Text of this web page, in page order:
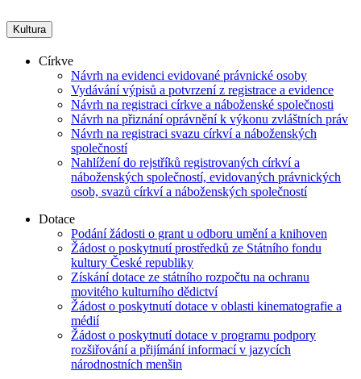
Kultura
Církve
Návrh na evidenci evidované právnické osoby
Vydávání výpisů a potvrzení z registrace a evidence
Návrh na registraci církve a náboženské společnosti
Návrh na přiznání oprávnění k výkonu zvláštních práv
Návrh na registraci svazu církví a náboženských
společností
Nahlížení do rejstříků registrovaných církví a
náboženských společností, evidovaných právnických
osob, svazů církví a náboženských společností
Dotace
Podání žádosti o grant u odboru umění a knihoven
Žádost o poskytnutí prostředků ze Státního fondu
kultury České republiky
Získání dotace ze státního rozpočtu na ochranu
movitého kulturního dědictví
Žádost o poskytnutí dotace v oblasti kinematografie a
médií
Žádost o poskytnutí dotace v programu podpory
rozšiřování a přijímání informací v jazycích
národnostních menšin